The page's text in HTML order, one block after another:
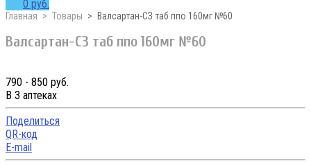
0 руб.
Главная Товары Валсартан-СЗ таб ппо 160мг №60
Валсартан-СЗ таб ппо 160мг №60
790 - 850 руб.
В 3 аптеках
Поделиться
QR-код
E-mail